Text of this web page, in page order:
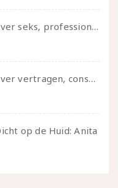
Ongehoord – Aflevering 31 – over seks, professioneel en persoonlijk, een gesprek met Marije
Ongehoord – Aflevering 30 – over vertragen, consent en negatieve gevoelens met Meg-John Barker
op de Huid: Anita